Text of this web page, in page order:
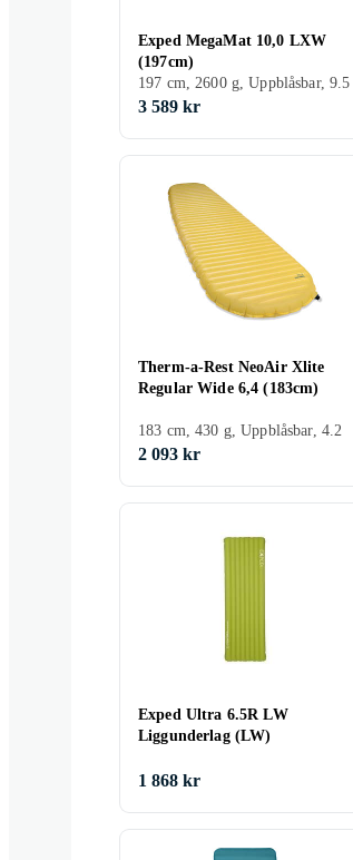
Exped MegaMat 10,0 LXW
(197cm)
197 cm, 2600 g, Uppblåsbar, 9.5
3 589 kr
Therm-a-Rest NeoAir Xlite
Regular Wide 6,4 (183cm)
183 cm, 430 g, Uppblåsbar, 4.2
2 093 kr
Exped Ultra 6.5R LW
Liggunderlag (LW)
1 868 kr